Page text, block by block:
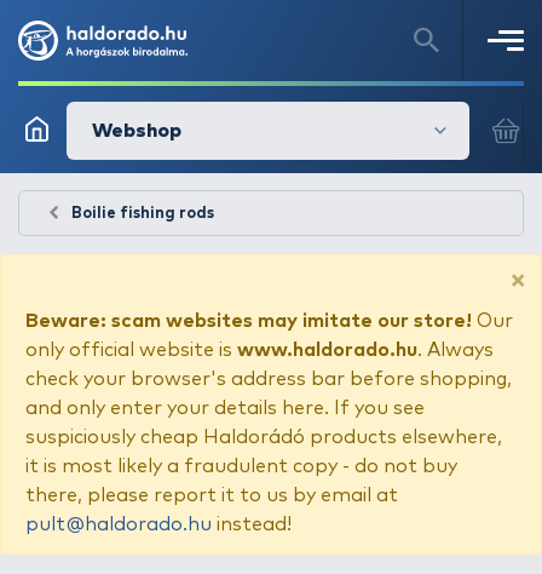
Webshop
Boilie fishing rods
×
Beware: scam websites may imitate our store! Our
only official website is www.haldorado.hu. Always
check your browser's address bar before shopping,
and only enter your details here. If you see
suspiciously cheap Haldorádó products elsewhere,
it is most likely a fraudulent copy - do not buy
there, please report it to us by email at
pult@haldorado.hu instead!